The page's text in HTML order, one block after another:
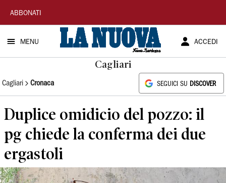
La
Nuova
Sardegna
ABBONATI
MENU ACCEDI
Cagliari
Cagliari Cronaca SEGUICI SU DISCOVER
Duplice omidicio del pozzo: il
pg chiede la conferma dei due
ergastoli